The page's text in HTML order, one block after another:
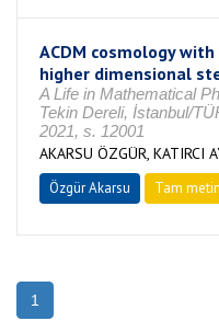
ACDM cosmology
higher dimensional
A Life in Mathematical
Tekin Dereli, İstanbul/
2021, s. 12001
AKARSU ÖZGÜR, KATIRCI
Özgür Akarsu Tam
1